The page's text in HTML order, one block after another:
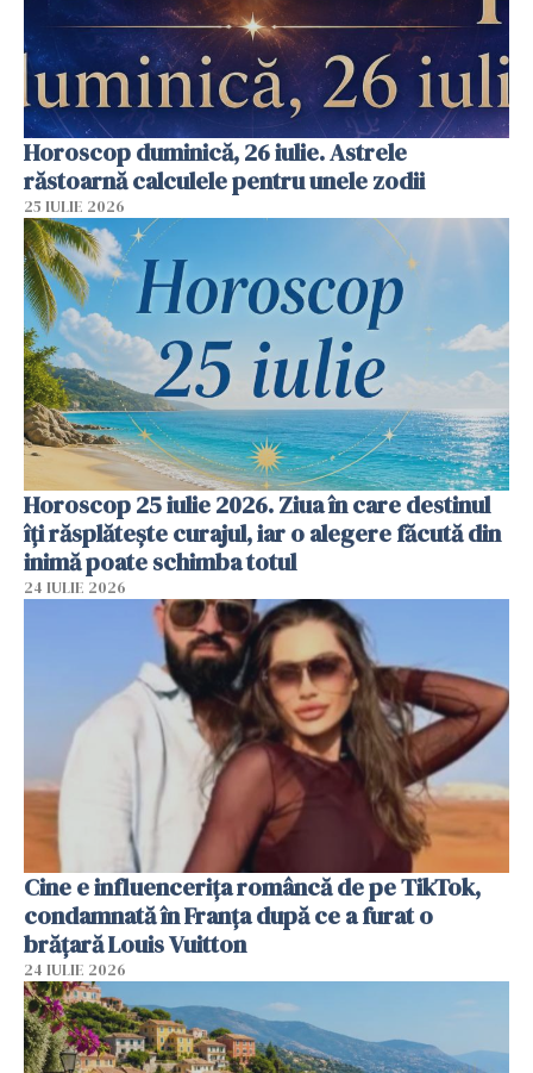
Horoscop duminică, 26 iulie. Astrele
răstoarnă calculele pentru unele zodii
25 IULIE 2026
Horoscop 25 iulie 2026. Ziua în care destinul
îți răsplătește curajul, iar o alegere făcută din
inimă poate schimba totul
24 IULIE 2026
Cine e influencerița româncă de pe TikTok,
condamnată în Franța după ce a furat o
brățară Louis Vuitton
24 IULIE 2026